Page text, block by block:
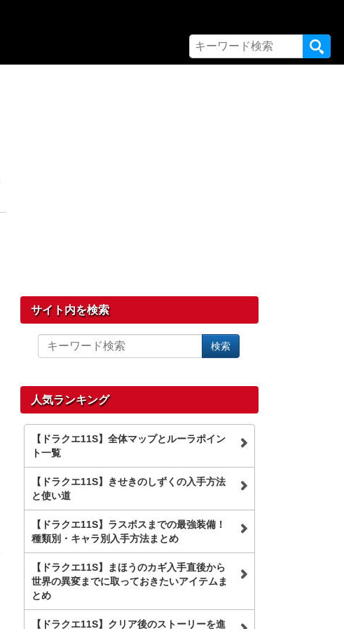
サイト内を検索
イ
を
検
索
検索
人気ランキング
【ドラクエ11S】全体マップとルーラポイン
ト一覧
【ドラクエ11S】きせきのしずくの入手方法
と使い道
【ドラクエ11S】ラスボスまでの最強装備！
種類別・キャラ別入手方法まとめ
【ドラクエ11S】まほうのカギ入手直後から
世界の異変までに取っておきたいアイテムま
とめ
【ドラクエ11S】クリア後のストーリーを進